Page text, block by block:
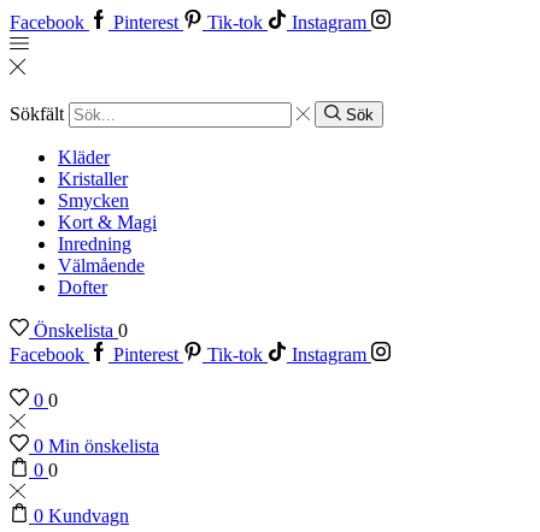
Facebook Pinterest Tik-tok Instagram
Sökfält Sök
Kläder
Kristaller
Smycken
Kort & Magi
Inredning
Välmående
Dofter
Önskelista 0
Facebook
Pinterest Tik-tok Instagram
0 0
0 Min önskelista
0 0
0 Kundvagn